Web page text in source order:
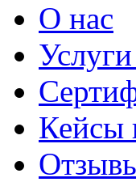
О нас
Кейсы